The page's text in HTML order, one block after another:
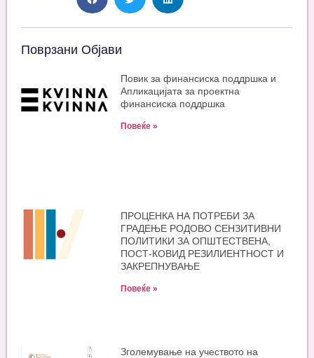
Поврзани Објави
Повик за финансиска поддршка и
Апликацијата за проектна
финансиска поддршка
Повеќе »
ПРОЦЕНКА НА ПОТРЕБИ ЗА
ГРАДЕЊЕ РОДОВО СЕНЗИТИВНИ
ПОЛИТИКИ ЗА ОПШТЕСТВЕНА,
ПОСТ-КОВИД РЕЗИЛИЕНТНОСТ И
ЗАКРЕПНУВАЊЕ
Повеќе »
Зголемување на учеството на